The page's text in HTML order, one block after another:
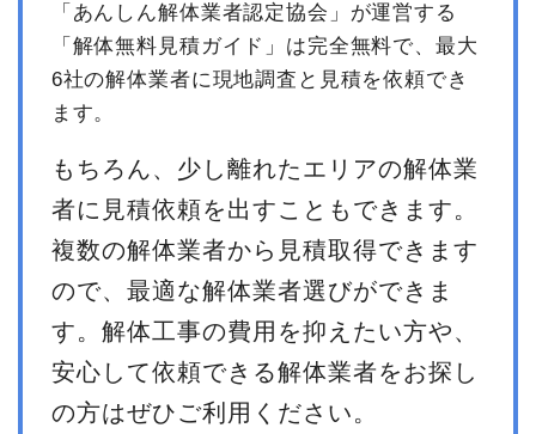
「あんしん解体業者認定協会」が運営する
「解体無料見積ガイド」は完全無料で、最大
6社の解体業者に現地調査と見積を依頼でき
ます。
もちろん、少し離れたエリアの解体業
者に見積依頼を出すこともできます。
複数の解体業者から見積取得できます
ので、最適な解体業者選びができま
す。解体工事の費用を抑えたい方や、
安心して依頼できる解体業者をお探し
の方はぜひご利用ください。